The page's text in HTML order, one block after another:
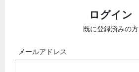
ログイン
既に登録済みの方
メールアドレス